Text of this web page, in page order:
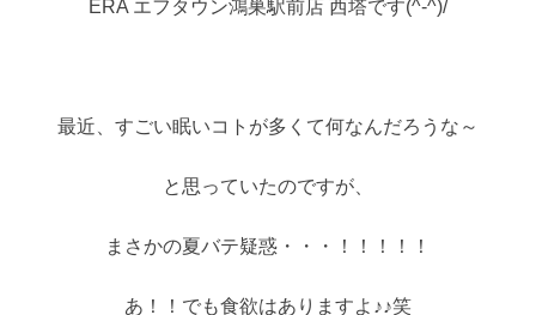
ERA エフタウン鴻巣駅前店 西塔です(^-^)/
最近、すごい眠いコトが多くて何なんだろうな～
と思っていたのですが、
まさかの夏バテ疑惑・・・！！！！！
あ！！でも食欲はありますよ♪♪笑